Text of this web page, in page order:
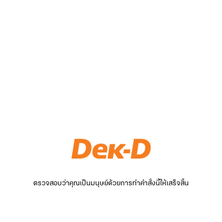
ตรวจสอบว่าคุณเป็นมนุษย์ด้วยการทำคำสั่งนี้ให้เสร็จสิ้น